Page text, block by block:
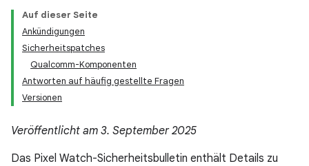
Auf dieser Seite
Ankündigungen
Sicherheitspatches
Qualcomm-Komponenten
Antworten auf häufig gestellte Fragen
Versionen
Veröffentlicht am 3. September 2025
Das Pixel Watch-Sicherheitsbulletin enthält Details zu